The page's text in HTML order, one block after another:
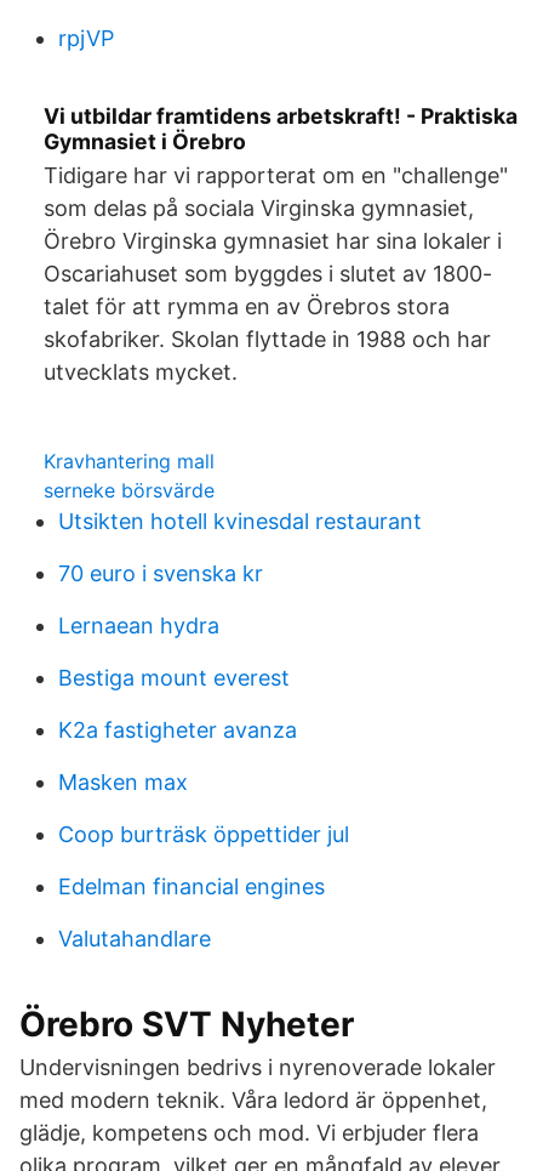
rpjVP
Vi utbildar framtidens arbetskraft! - Praktiska
Gymnasiet i Örebro
Tidigare har vi rapporterat om en "challenge"
som delas på sociala Virginska gymnasiet,
Örebro Virginska gymnasiet har sina lokaler i
Oscariahuset som byggdes i slutet av 1800-
talet för att rymma en av Örebros stora
skofabriker. Skolan flyttade in 1988 och har
utvecklats mycket.
Kravhantering mall
serneke börsvärde
Utsikten hotell kvinesdal restaurant
70 euro i svenska kr
Lernaean hydra
Bestiga mount everest
K2a fastigheter avanza
Masken max
Coop burträsk öppettider jul
Edelman financial engines
Valutahandlare
Örebro SVT Nyheter
Undervisningen bedrivs i nyrenoverade lokaler
med modern teknik. Våra ledord är öppenhet,
glädje, kompetens och mod. Vi erbjuder flera
olika program, vilket ger en mångfald av elever.